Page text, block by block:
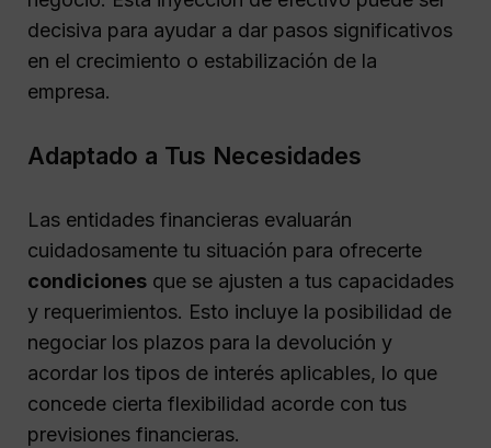
decisiva para ayudar a dar pasos significativos
en el crecimiento o estabilización de la
empresa.
Adaptado a Tus Necesidades
Las entidades financieras evaluarán
cuidadosamente tu situación para ofrecerte
condiciones que se ajusten a tus capacidades
y requerimientos. Esto incluye la posibilidad de
negociar los plazos para la devolución y
acordar los tipos de interés aplicables, lo que
concede cierta flexibilidad acorde con tus
previsiones financieras.